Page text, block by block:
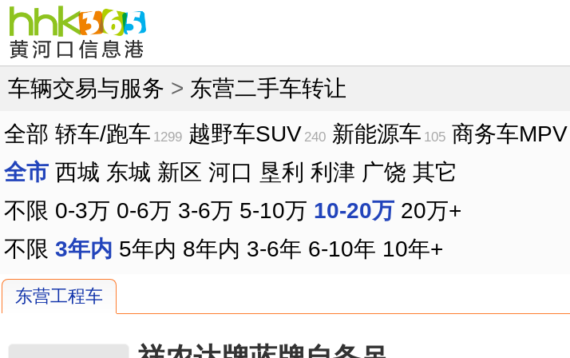
车辆交易与服务 > 东营二手车转让
全部 轿车/跑车 1299 越野车SUV 240 新能源车 105 商务车MPV
全市 西城 东城 新区 河口 垦利 利津 广饶 其它
不限 0-3万 0-6万 3-6万 5-10万 10-20万 20万+
不限 3年内 5年内 8年内 3-6年 6-10年 10年+
东营工程车